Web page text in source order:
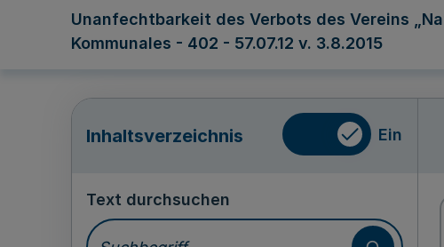
Unanfechtbarkeit des Verbots des Vereins
Kommunales - 402 - 57.07.12 v. 3.8.2015
Inhaltsverzeichnis Ein
Text durchsuchen